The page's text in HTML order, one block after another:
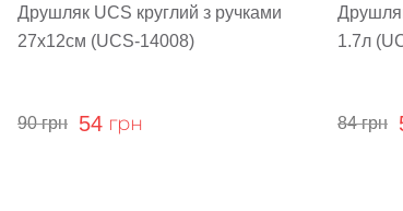
Друшляк UCS круглий з ручками
27х12см (UCS-14008)
90 грн 54 грн
1.7л
84 грн